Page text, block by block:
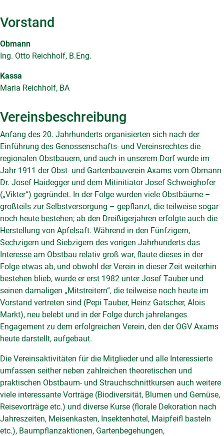
Vorstand
Obmann
Ing. Otto Reichholf, B.Eng.
Kassa
Maria Reichholf, BA
Vereinsbeschreibung
Anfang des 20. Jahrhunderts organisierten sich nach der
Einführung des Genossenschafts- und Vereinsrechtes die
regionalen Obstbauern, und auch in unserem Dorf wurde im
Jahr 1911 der Obst- und Gartenbauverein Axams vom Obmann
Dr. Josef Haidegger und dem Mitinitiator Josef Schweighofer
(„Vikter“) gegründet. In der Folge wurden viele Obstbäume –
großteils zur Selbstversorgung – gepflanzt, die teilweise sogar
noch heute bestehen; ab den Dreißigerjahren erfolgte auch die
Herstellung von Apfelsaft. Während in den Fünfzigern,
Sechzigern und Siebzigern des vorigen Jahrhunderts das
Interesse am Obstbau relativ groß war, flaute dieses in der
Folge etwas ab, und obwohl der Verein in dieser Zeit weiterhin
bestehen blieb, wurde er erst 1982 unter Josef Tauber und
seinen damaligen „Mitstreitern“, die teilweise noch heute im
Vorstand vertreten sind (Pepi Tauber, Heinz Gatscher, Alois
Markt), neu belebt und in der Folge durch jahrelanges
Engagement zu dem erfolgreichen Verein, den der OGV Axams
heute darstellt, aufgebaut.
Die Vereinsaktivitäten für die Mitglieder und alle Interessierte
umfassen seither neben zahlreichen theoretischen und
praktischen Obstbaum- und Strauchschnittkursen auch weitere
viele interessante Vorträge (Biodiversität, Blumen und Gemüse,
Reisevorträge etc.) und diverse Kurse (florale Dekoration nach
Jahreszeiten, Meisenkasten, Insektenhotel, Maipfeifl basteln
etc.), Baumpflanzaktionen, Gartenbegehungen,